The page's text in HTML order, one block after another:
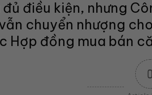
đủ điều kiện, nhưng
chuyển nhượng
Hợp đồng mua bán
0